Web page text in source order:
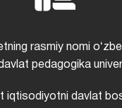
rasmiy nomi
pedagogika
iqtisodiyotni davlat